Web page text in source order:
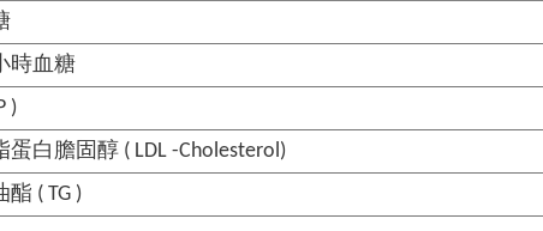
時血糖
)
白膽固醇 ( LDL -Cholesterol)
( TG )